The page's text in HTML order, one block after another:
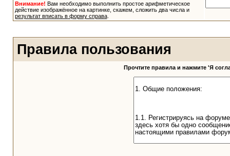
Внимание! Вам необходимо выполнить простое арифметическое
действие изображённое на картинке, скажем, сложить два числа и
результат вписать в форму справа.
Правила пользования
Прочтите правила и нажмите 'Я